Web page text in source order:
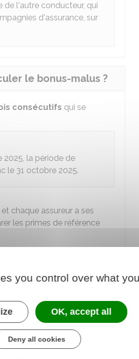
de l'autre conducteur, qui
d'assurance, sur
le bonus-malus ?
consécutifs qui se
2025, la période de
le 31 octobre 2025.
chaque assureur a ses
les primes de référence
malus ?
d'un système de
les accidents que vous
you control over what
OK, accept all
Deny all cookies